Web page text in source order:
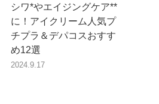
シワ*やエイジングケア**
に！アイクリーム人気プ
チプラ＆デパコスおすす
め12選
2024.9.17